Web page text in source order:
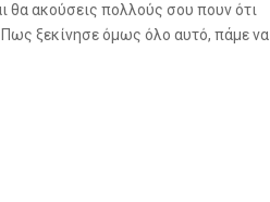
θα ακούσεις πολλούς σου πουν ότι
Πως ξεκίνησε όμως όλο αυτό, πάμε να